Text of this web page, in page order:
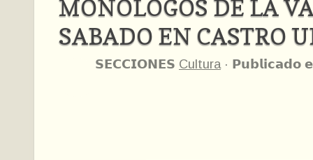
MONOLOGOS DE LA
SABADO EN CASTRO
𝗦𝗘𝗖𝗖𝗜𝗢𝗡𝗘𝗦 Cultura · 𝗣𝘂𝗯𝗹𝗶𝗰𝗮𝗱𝗼